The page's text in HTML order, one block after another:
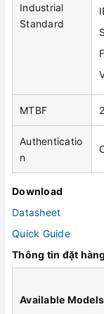
Industrial
Standard
MTBF
Authenticatio
n
Download
Datasheet
Quick Guide
Thông tin đặt hàng
Available Models